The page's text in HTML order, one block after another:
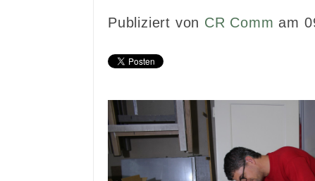
Publiziert von CR Comm am